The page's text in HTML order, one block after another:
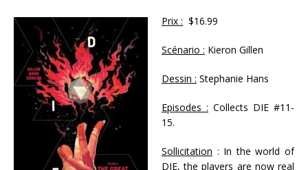
Prix : $16.99
Scénario : Kieron Gillen
Dessin : Stephanie Hans
Episodes : Collects DIE #11-
15.
Sollicitation : In the world of
DIE, the players are now real